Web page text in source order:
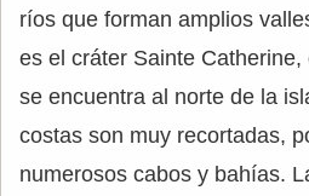
ríos que forman amplios
es el cráter Sainte
se encuentra al norte de la
costas son muy recortadas,
numerosos cabos y bahías.